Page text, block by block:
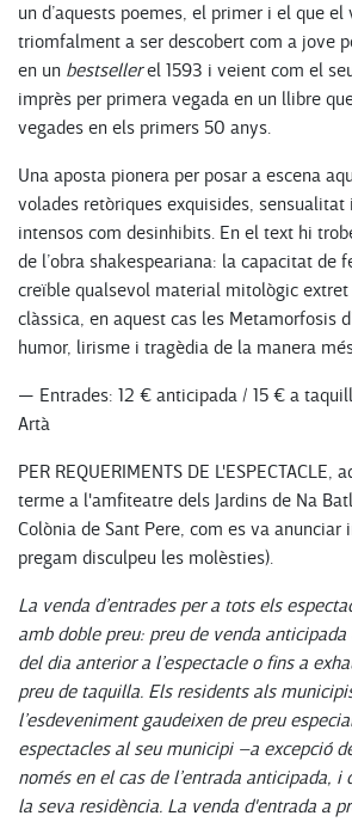
un d’aquests poemes, el primer i el que el
triomfalment a ser descobert com a jove
en un bestsellerel 1593 i veient com el
imprès per primera vegada en un llibre
vegades en els primers 50 anys.
Una aposta pionera per posar a escena
volades retòriques exquisides,
intensos com desinhibits. En el text hi
de l’obra shakespeariana: la capacitat de
creïble qualsevol material mitològic
clàssica, en aquest cas les Metamorfosis
humor, lirisme i tragèdia de la manera
— Entrades: 12 € anticipada / 15 € a
Artà
PER REQUERIMENTS DE L'ESPECTACLE,
terme a l'amfiteatre dels Jardins de Na
Colònia de Sant Pere, com es va anunciar
pregam disculpeu les molèsties).
La venda d’entrades per a tots els
amb doble preu: preu de venda
del dia anterior a l’espectacle o fins a
preu de taquilla. Els residents als
l’esdeveniment gaudeixen de preu
espectacles al seu municipi –a excepció
només en el cas de l’entrada anticipada, i
la seva residència. La venda d'entrada a